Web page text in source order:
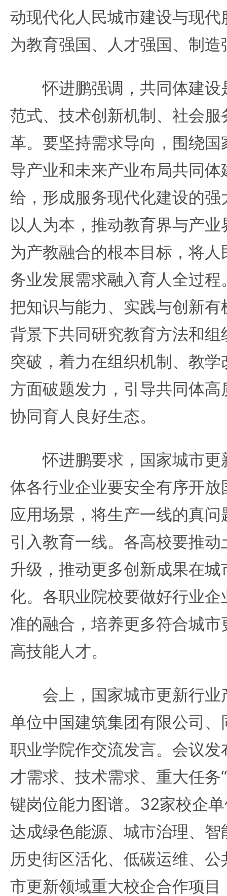
动现代化人民城市建设与现
为教育强国、人才强国、制
怀进鹏强调，共同体建设
范式、技术创新机制、社会
革。要坚持需求导向，围绕
导产业和未来产业布局共同
给，形成服务现代化建设的
以人为本，推动教育界与产
为产教融合的根本目标，将
务业发展需求融入育人全过
把知识与能力、实践与创新
背景下共同研究教育方法和
突破，着力在组织机制、教
方面破题发力，引导共同体
协同育人良好生态。
怀进鹏要求，国家城市更
体各行业企业要安全有序开
应用场景，将生产一线的真
引入教育一线。各高校要推
升级，推动更多创新成果在
化。各职业院校要做好行业
准的融合，培养更多符合城
高技能人才。
会上，国家城市更新行业
单位中国建筑集团有限公司
职业学院作交流发言。会议
才需求、技术需求、重大任务
键岗位能力图谱。32家校企
达成绿色能源、城市治理、
历史街区活化、低碳运维、
市更新领域重大校企合作项